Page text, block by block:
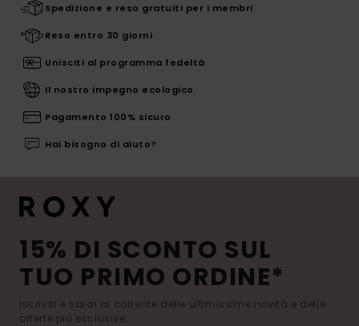
Spedizione e reso gratuiti per i membri
Reso entro 30 giorni
Unisciti al programma fedeltà
Il nostro impegno ecologico
Pagamento 100% sicuro
Hai bisogno di aiuto?
15% DI SCONTO SUL
TUO PRIMO ORDINE*
Iscriviti e sarai al corrente delle ultimissime novità e delle
offerte più esclusive.